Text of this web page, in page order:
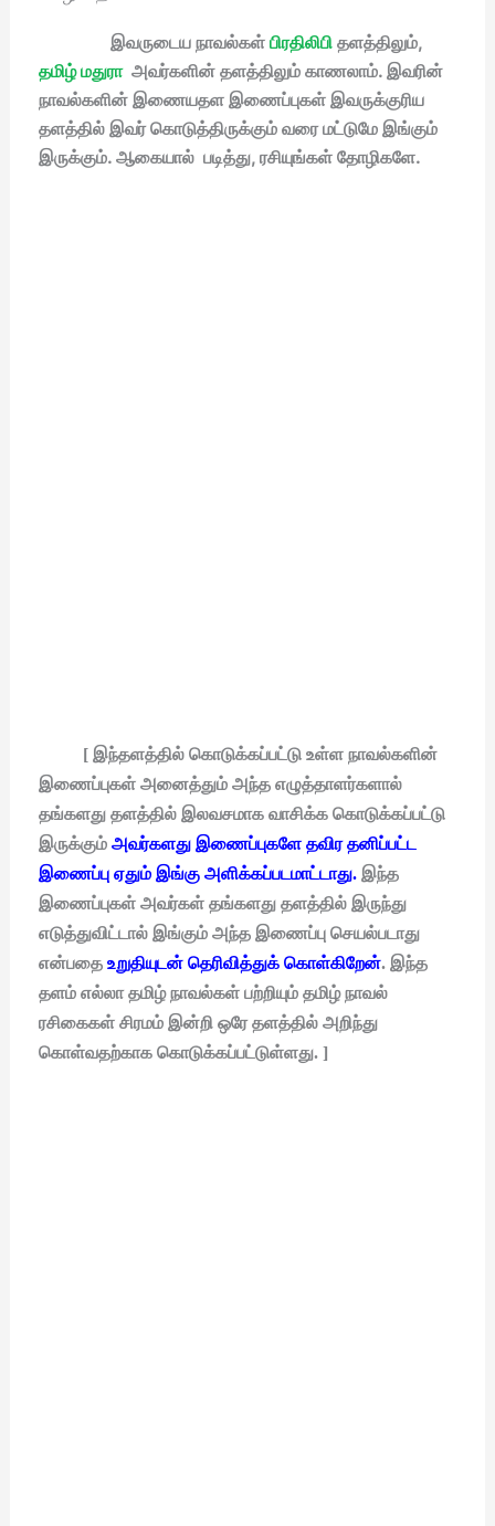
இவருடைய நாவல்கள் பிரதிலிபிதளத்திலும்,
தமிழ் மதுரா அவர்களின் தளத்திலும் காணலாம். இவரின்
நாவல்களின் இணையதள இணைப்புகள் இவருக்குரிய
தளத்தில் இவர் கொடுத்திருக்கும் வரை மட்டுமே இங்கும்
இருக்கும். ஆகையால் படித்து, ரசியுங்கள் தோழிகளே.
[ இந்தளத்தில் கொடுக்கப்பட்டு உள்ள நாவல்களின்
இணைப்புகள் அனைத்தும் அந்த எழுத்தாளர்களால்
தங்களது தளத்தில் இலவசமாக வாசிக்க கொடுக்கப்பட்டு
இருக்கும் அவர்களது இணைப்புகளே தவிர தனிப்பட்ட
இணைப்பு ஏதும் இங்கு அளிக்கப்படமாட்டாது.இந்த
இணைப்புகள் அவர்கள் தங்களது தளத்தில் இருந்து
எடுத்துவிட்டால் இங்கும் அந்த இணைப்பு செயல்படாது
என்பதை உறுதியுடன் தெரிவித்துக் கொள்கிறேன். இந்த
தளம் எல்லா தமிழ் நாவல்கள் பற்றியும் தமிழ் நாவல்
ரசிகைகள் சிரமம் இன்றி ஒரே தளத்தில் அறிந்து
கொள்வதற்காக கொடுக்கப்பட்டுள்ளது. ]